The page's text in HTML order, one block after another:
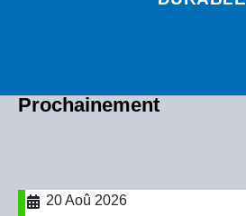
Prochainement
20 Aoû 2026